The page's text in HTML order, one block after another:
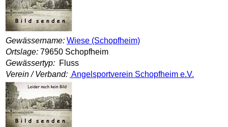
Gewässername: Wiese (Schopfheim)
Ortslage: 79650 Schopfheim
Gewässertyp: Fluss
Verein / Verband: Angelsportverein Schopfheim e.V.